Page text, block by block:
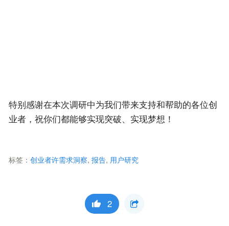
特别感谢在本次调研中为我们带来支持和帮助的各位创
业者，祝你们都能够实现突破、实现梦想！
标签： 创业者许需求洞察, 报告, 用户研究
2